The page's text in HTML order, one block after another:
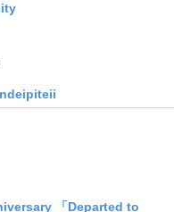
「Departed to